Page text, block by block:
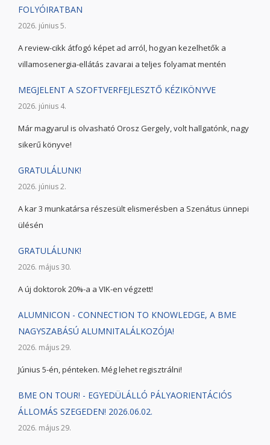
FOLYÓIRATBAN
2026. június 5.
A review-cikk átfogó képet ad arról, hogyan kezelhetők a
villamosenergia-ellátás zavarai a teljes folyamat mentén
MEGJELENT A SZOFTVERFEJLESZTŐ KÉZIKÖNYVE
2026. június 4.
Már magyarul is olvasható Orosz Gergely, volt hallgatónk, nagy
sikerű könyve!
GRATULÁLUNK!
2026. június 2.
A kar 3 munkatársa részesült elismerésben a Szenátus ünnepi
ülésén
GRATULÁLUNK!
2026. május 30.
A új doktorok 20%-a a VIK-en végzett!
ALUMNICON - CONNECTION TO KNOWLEDGE, A BME
NAGYSZABÁSÚ ALUMNITALÁLKOZÓJA!
2026. május 29.
Június 5-én, pénteken. Még lehet regisztrálni!
BME ON TOUR! - EGYEDÜLÁLLÓ PÁLYAORIENTÁCIÓS
ÁLLOMÁS SZEGEDEN! 2026.06.02.
2026. május 29.